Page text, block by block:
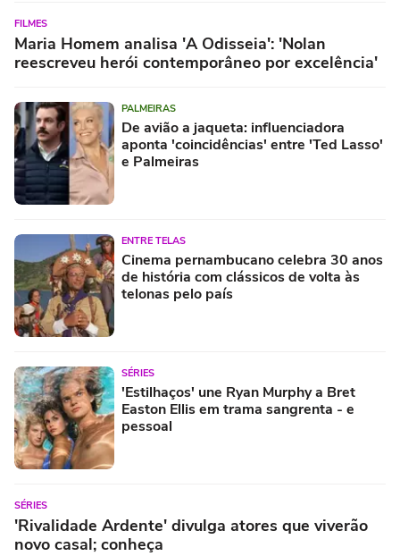
FILMES
Maria Homem analisa 'A Odisseia': 'Nolan
reescreveu herói contemporâneo por excelência'
PALMEIRAS
De avião a jaqueta: influenciadora
aponta 'coincidências' entre 'Ted Lasso'
e Palmeiras
ENTRE TELAS
Cinema pernambucano celebra 30 anos
de história com clássicos de volta às
telonas pelo país
SÉRIES
'Estilhaços' une Ryan Murphy a Bret
Easton Ellis em trama sangrenta - e
pessoal
SÉRIES
'Rivalidade Ardente' divulga atores que viverão
novo casal; conheça